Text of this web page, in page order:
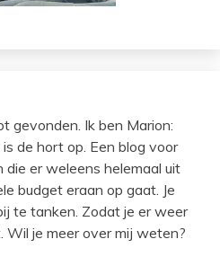
gevonden. Ik ben Marion:
de hort op. Een blog voor
er weleens helemaal uit
budget eraan op gaat. Je
te tanken. Zodat je er weer
Wil je meer over mij weten?